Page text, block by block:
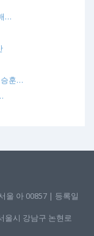
…
승훈…
울 아 00857 | 등록일
시 강남구 논현로